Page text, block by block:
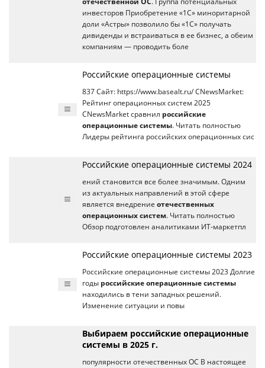
инвесторов Приобретение «1С» миноритарной
доли «Астры» позволило бы «1С» получать
дивиденды и встраиваться в ее бизнес, а обеим
компаниям — проводить боле
Российские операционные системы
837 Сайт: https://www.basealt.ru/ CNewsMarket:
Рейтинг операционных систем 2025
CNewsMarket сравнил российские
операционные системы. Читать полностью
Лидеры рейтинга российских операционных сис
Российские операционные системы 2024
ений становится все более значимым. Одним
из актуальных направлений в этой сфере
является внедрение отечественных
операционных систем. Читать полностью
Обзор подготовлен аналитиками ИТ-маркетпл
Российские операционные системы 2023
Российские операционные системы 2023 Долгие
годы российские операционные системы
находились в тени западных решений.
Изменение ситуации и повы
Выбираем российские операционные
системы в 2025 г.
популярности отечественных ОС В настоящее